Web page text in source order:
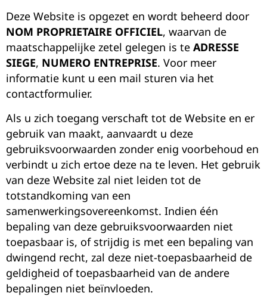
Deze Website is opgezet en wordt beheerd door
NOM PROPRIETAIRE OFFICIEL, waarvan de
maatschappelijke zetel gelegen is te ADRESSE
SIEGE, NUMERO ENTREPRISE. Voor meer
informatie kunt u een mail sturen via het
contactformulier.
Als u zich toegang verschaft tot de Website en er
gebruik van maakt, aanvaardt u deze
gebruiksvoorwaarden zonder enig voorbehoud en
verbindt u zich ertoe deze na te leven. Het gebruik
van deze Website zal niet leiden tot de
totstandkoming van een
samenwerkingsovereenkomst. Indien één
bepaling van deze gebruiksvoorwaarden niet
toepasbaar is, of strijdig is met een bepaling van
dwingend recht, zal deze niet-toepasbaarheid de
geldigheid of toepasbaarheid van de andere
bepalingen niet beïnvloeden.